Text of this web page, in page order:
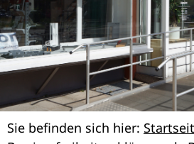
Sie befinden sich hier: